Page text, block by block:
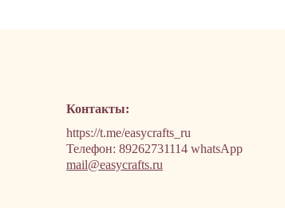
Контакты:
https://t.me/easycrafts_ru
Телефон: 89262731114 whatsApp
mail@easycrafts.ru